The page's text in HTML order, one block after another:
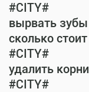
#CITY#
вырвать
сколько
#CITY#
удалить
#CITY#